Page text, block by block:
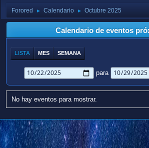
Forored ► Calendario ► Octubre 2025
Calendario de eventos
LISTA MES SEMANA
para
No hay eventos para mostrar.